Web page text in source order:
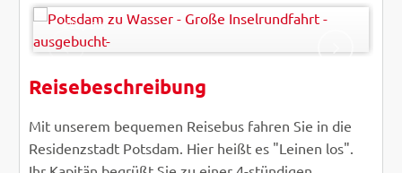
ZURÜCK
spuno - Fotolia
© Easy-BUS
Reisebeschreibung
Mit unserem bequemen Reisebus fahren Sie in die
Residenzstadt Potsdam. Hier heißt es "Leinen los".